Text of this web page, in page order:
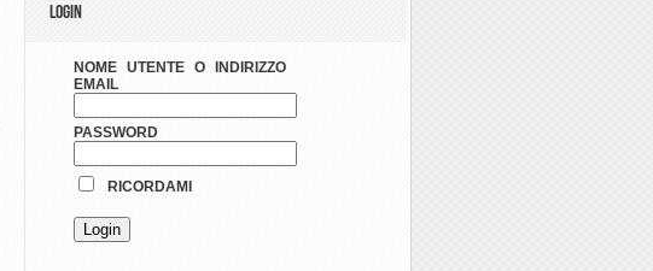
LOGIN
NOME UTENTE O INDIRIZZO
EMAIL
PASSWORD
RICORDAMI